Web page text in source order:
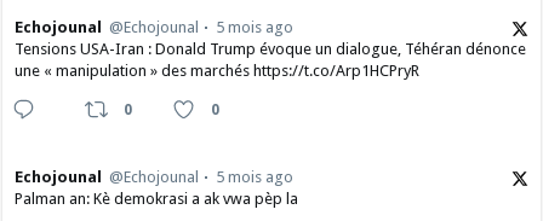
Echojounal @Echojounal
5 mois ago
Tensions USA-Iran : Donald Trump évoque un dialogue, Téhéran dénonce
une « manipulation » des marchés https://t.co/Arp1HCPryR
0 0
Echojounal @Echojounal
5 mois ago
Palman an: Kè demokrasi a ak vwa pèp la